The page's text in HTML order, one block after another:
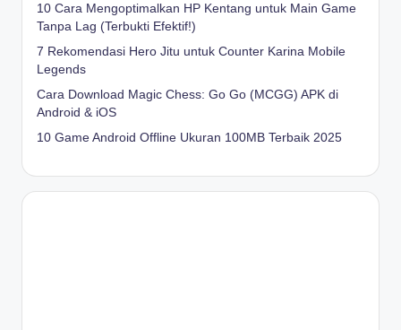
10 Cara Mengoptimalkan HP Kentang untuk Main Game
Tanpa Lag (Terbukti Efektif!)
7 Rekomendasi Hero Jitu untuk Counter Karina Mobile
Legends
Cara Download Magic Chess: Go Go (MCGG) APK di
Android & iOS
10 Game Android Offline Ukuran 100MB Terbaik 2025